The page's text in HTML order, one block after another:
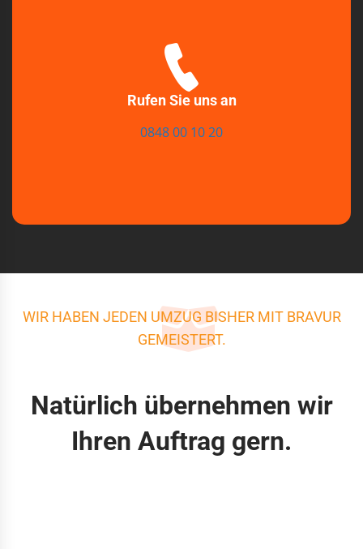
Rufen Sie uns an
0848 00 10 20
WIR HABEN JEDEN UMZUG BISHER MIT BRAVUR
GEMEISTERT.
Natürlich übernehmen wir
Ihren Auftrag gern.